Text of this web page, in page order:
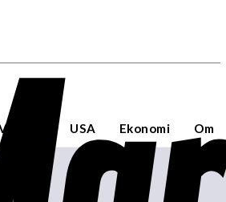
USA Ekonomi Om